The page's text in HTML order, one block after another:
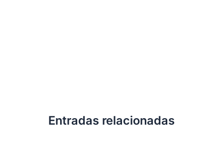
Entradas relacionadas